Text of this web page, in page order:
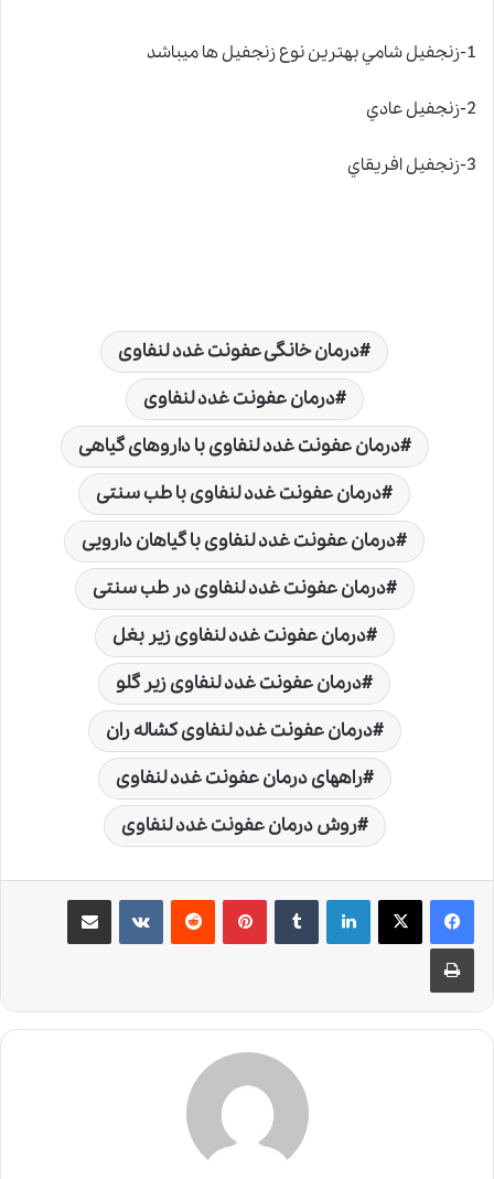
1-زنجفيل شامي بهترين نوع زنجفيل ها ميباشد
2-زنجفيل عادي
3-زنجفيل افريقاي
درمان خانگی عفونت غدد لنفاوی
درمان عفونت غدد لنفاوی
درمان عفونت غدد لنفاوی با داروهای گیاهی
درمان عفونت غدد لنفاوی با طب سنتی
درمان عفونت غدد لنفاوی با گیاهان دارویی
درمان عفونت غدد لنفاوی در طب سنتی
درمان عفونت غدد لنفاوی زیر بغل
درمان عفونت غدد لنفاوی زیر گلو
درمان عفونت غدد لنفاوی کشاله ران
راههای درمان عفونت غدد لنفاوی
روش درمان عفونت غدد لنفاوی
لینکدین ‫تامبلر ‫پین‌ترست‫رددیت ‫VKontakteاشتراک گذاری از طریق ایمیل
چاپ